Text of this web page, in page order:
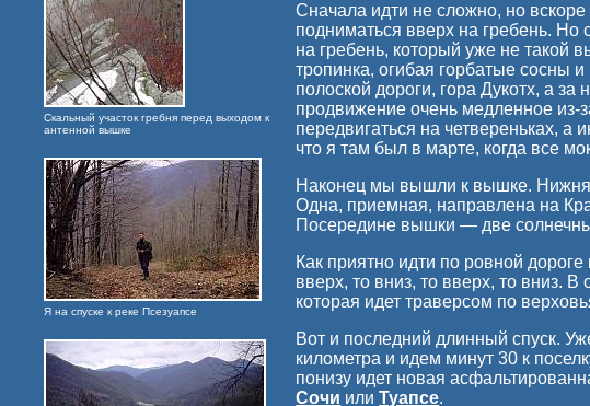
Скальный участок гребня перед выходом к
антенной вышке
Я на спуске к реке Псезуапсе
Сначала идти не сложно, но вскоре
подниматься вверх на гребень.
на гребень, который уже не такой
тропинка, огибая горбатые сосны
полоской дороги, гора Дукотх, а
продвижение очень медленное из-
передвигаться на четвереньках, а
что я там был в марте, когда все
Наконец мы вышли к вышке. Нижняя
Одна, приемная, направлена на
Посередине вышки — две
Как приятно идти по ровной
вверх, то вниз, то вверх, то вниз.
которая идет траверсом по
Вот и последний длинный спуск.
километра и идем минут 30 к
понизу идет новая
Сочи илиТуапсе.